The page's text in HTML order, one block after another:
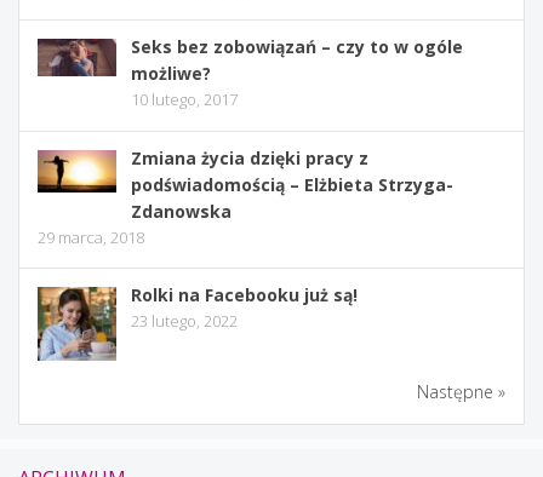
Seks bez zobowiązań – czy to w ogóle
możliwe?
10 lutego, 2017
Zmiana życia dzięki pracy z
podświadomością – Elżbieta Strzyga-
Zdanowska
29 marca, 2018
Rolki na Facebooku już są!
23 lutego, 2022
Następne »